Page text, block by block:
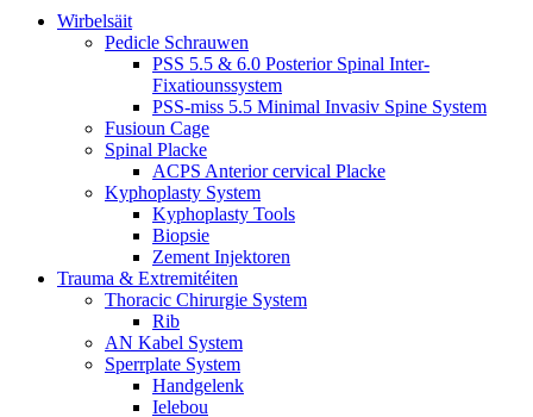
Wirbelsäit
Pedicle Schrauwen
PSS 5.5 & 6.0 Posterior Spinal Inter-
Fixatiounssystem
PSS-miss 5.5 Minimal Invasiv Spine System
Fusioun Cage
Spinal Placke
ACPS Anterior cervical Placke
Kyphoplasty System
Kyphoplasty Tools
Biopsie
Zement Injektoren
Trauma & Extremitéiten
Thoracic Chirurgie System
Rib
AN Kabel System
Sperrplate System
Handgelenk
Ielebou